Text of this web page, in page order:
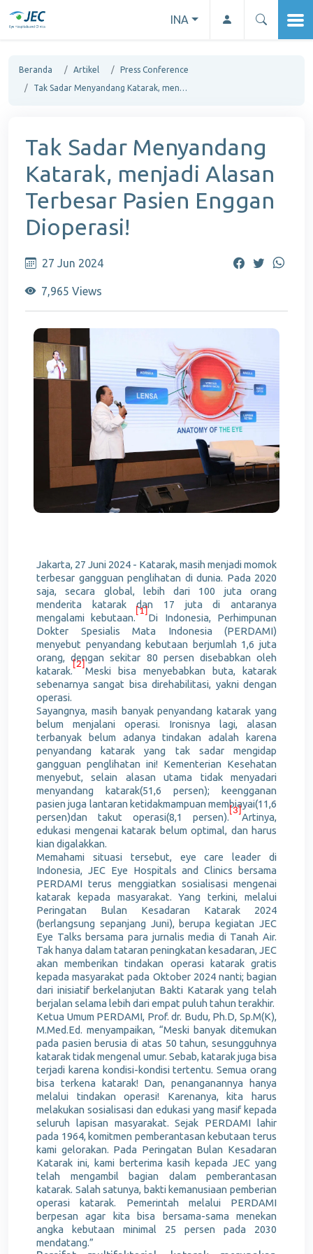
INA
Beranda Artikel
Press Conference
Tak Sadar Menyandang Katarak, menjadi Alasan Terbesar Pasien Enggan Dioperasi!
Tak Sadar Menyandang
Katarak, menjadi Alasan
Terbesar Pasien Enggan
Dioperasi!
27 Jun 2024
7,965 Views
Jakarta, 27 Juni 2024 - Katarak, masih menjadi momok
terbesar gangguan penglihatan di dunia. Pada 2020
saja, secara global, lebih dari 100 juta orang
menderita katarak dan 17 juta di antaranya
mengalami kebutaan.
[1]
Di Indonesia, Perhimpunan
Dokter Spesialis Mata Indonesia (PERDAMI)
menyebut penyandang kebutaan berjumlah 1,6 juta
orang, dengan sekitar 80 persen disebabkan oleh
katarak.
[2]
Meski bisa menyebabkan buta, katarak
sebenarnya sangat bisa direhabilitasi, yakni dengan
operasi.
Sayangnya, masih banyak penyandang katarak yang
belum menjalani operasi. Ironisnya lagi, alasan
terbanyak belum adanya tindakan adalah karena
penyandang katarak yang tak sadar mengidap
gangguan penglihatan ini! Kementerian Kesehatan
menyebut, selain alasan utama tidak menyadari
menyandang katarak(51,6 persen); keengganan
pasien juga lantaran ketidakmampuan membiayai(11,6
persen)dan takut operasi(8,1 persen).
[3]
Artinya,
edukasi mengenai katarak belum optimal, dan harus
kian digalakkan.
Memahami situasi tersebut, eye care leader di
Indonesia, JEC Eye Hospitals and Clinics bersama
PERDAMI terus menggiatkan sosialisasi mengenai
katarak kepada masyarakat. Yang terkini, melalui
Peringatan Bulan Kesadaran Katarak 2024
(berlangsung sepanjang Juni), berupa kegiatan JEC
Eye Talks bersama para jurnalis media di Tanah Air.
Tak hanya dalam tataran peningkatan kesadaran, JEC
akan memberikan tindakan operasi katarak gratis
kepada masyarakat pada Oktober 2024 nanti; bagian
dari inisiatif berkelanjutan Bakti Katarak yang telah
berjalan selama lebih dari empat puluh tahun terakhir.
Ketua Umum PERDAMI, Prof. dr. Budu, Ph.D, Sp.M(K),
M.Med.Ed. menyampaikan, “Meski banyak ditemukan
pada pasien berusia di atas 50 tahun, sesungguhnya
katarak tidak mengenal umur. Sebab, katarak juga bisa
terjadi karena kondisi-kondisi tertentu. Semua orang
bisa terkena katarak! Dan, penanganannya hanya
melalui tindakan operasi! Karenanya, kita harus
melakukan sosialisasi dan edukasi yang masif kepada
seluruh lapisan masyarakat. Sejak PERDAMI lahir
pada 1964, komitmen pemberantasan kebutaan terus
kami gelorakan. Pada Peringatan Bulan Kesadaran
Katarak ini, kami berterima kasih kepada JEC yang
telah mengambil bagian dalam pemberantasan
katarak. Salah satunya, bakti kemanusiaan pemberian
operasi katarak. Pemerintah melalui PERDAMI
berpesan agar kita bisa bersama-sama menekan
angka kebutaan minimal 25 persen pada 2030
mendatang.”